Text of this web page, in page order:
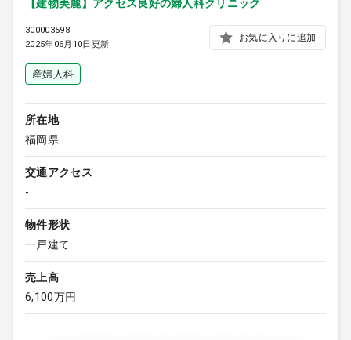
【建物美麗】アクセス良好の婦人科クリニック
300003598
2025年06月10日更新
お気に入りに追加
産婦人科
所在地
福岡県
交通アクセス
-
物件形状
一戸建て
売上高
6,100万円